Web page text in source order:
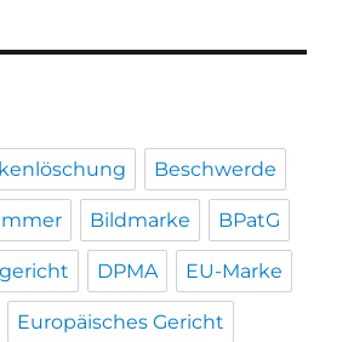
Beschwerde
Bildmarke BPatG
DPMA EU-Marke
Europäisches Gericht